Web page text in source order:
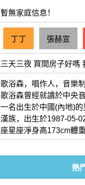
暫無家庭信息！
丁丁 張赫宣
三天三夜 買間房子好嗎
歌浴森，唱作人，音樂
歌浴森曾經就讀於中央
一名出生於中國(內地)
漢族，出生於1987-05-
座星座淨身高173cm體
熱